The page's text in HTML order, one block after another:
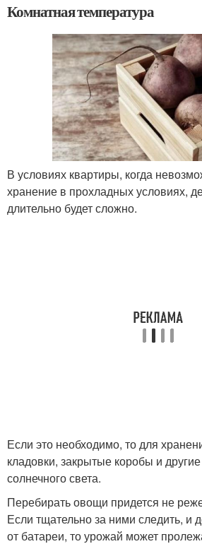
Комнатная температура
В условиях квартиры, когда
хранение в прохладных условиях,
длительно будет сложно.
Если это необходимо, то для
кладовки, закрытые коробы и
солнечного света.
Перебирать овощи придется не
Если тщательно за ними следить, и
от батареи, то урожай может